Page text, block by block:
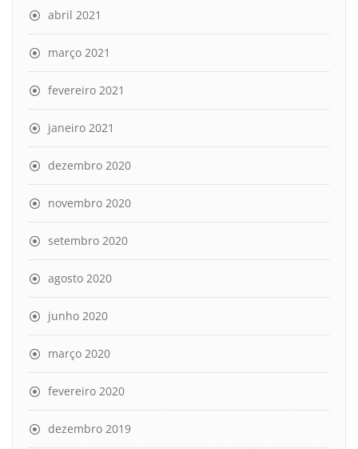
abril 2021
março 2021
fevereiro 2021
janeiro 2021
dezembro 2020
novembro 2020
setembro 2020
agosto 2020
junho 2020
março 2020
fevereiro 2020
dezembro 2019